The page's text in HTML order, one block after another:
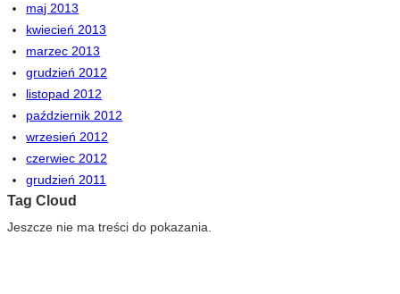
maj 2013
kwiecień 2013
marzec 2013
grudzień 2012
listopad 2012
październik 2012
wrzesień 2012
czerwiec 2012
grudzień 2011
Tag Cloud
Jeszcze nie ma treści do pokazania.